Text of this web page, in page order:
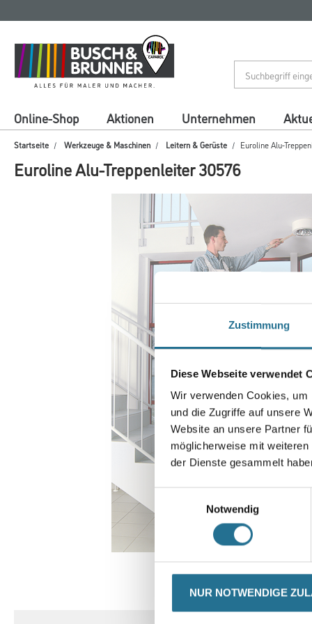
Zustimmung
Diese Webseite verwendet
Wir verwenden Cookies,
und die Zugriffe auf unsere
Website an unsere Partner
möglicherweise mit
der Dienste gesammelt
Notwendig
NUR NOTWENDIGE
springen
springen
Online-Shop Aktionen Unternehmen
Startseite Werkzeuge & Maschinen Leitern & Gerüste Euroline Alu-
Euroline Alu-Treppenleiter 30576
CURRENT
PRODUKTEIGENSCHAFTEN